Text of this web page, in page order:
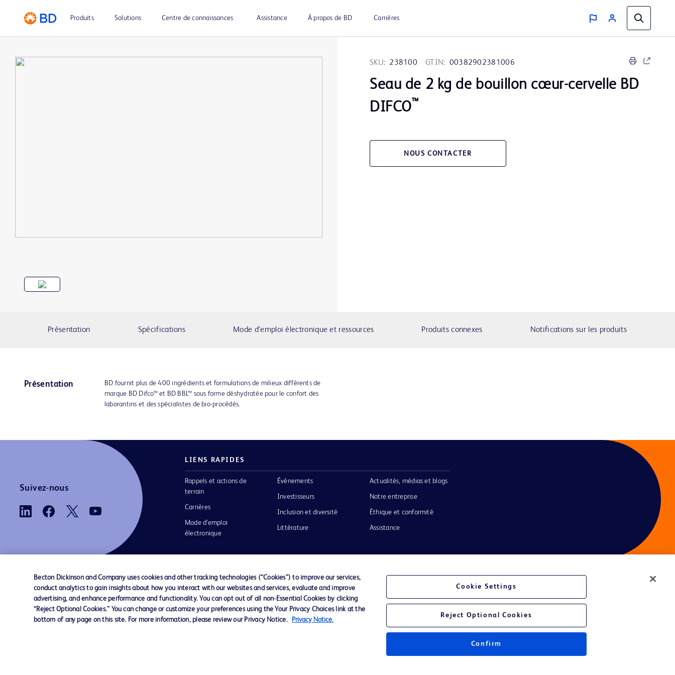
Produits Solutions Centre de connaissances Assistance À propos de BD Carrières
SKU: 238100 GTIN: 00382902381006
Seau de 2 kg de bouillon cœur-cervelle BD
DIFCO™
NOUS CONTACTER
Présentation Spécifications Mode d’emploi électronique et ressources Produits connexes Notifications sur les produits
Présentation
BD fournit plus de 400 ingrédients et formulations de milieux différents de
marque BD Difco™ et BD BBL™ sous forme déshydratée pour le confort des
laborantins et des spécialistes de bio-procédés.
Suivez-nous
LIENS RAPIDES
Rappels et actions de
terrain
Carrières
Mode d’emploi
électronique
Événements
Investisseurs
Inclusion et diversité
Littérature
Actualités, médias et blogs
Notre entreprise
Éthique et conformité
Assistance
Nous contacter Préférences en matière de cookies Confidentialité Conditions d’utilisation
Becton Dickinson and Company uses cookies and other tracking technologies (“Cookies”) to improve our services,
conduct analytics to gain insights about how you interact with our websites and services, evaluate and improve
advertising, and enhance performance and functionality. You can opt out of all non-Essential Cookies by clicking
“Reject Optional Cookies.” You can change or customize your preferences using the Your Privacy Choices link at the
bottom of any page on this site. For more information, please review our Privacy Notice.
Privacy Notice.
Cookie Settings
Reject Optional Cookies
Confirm